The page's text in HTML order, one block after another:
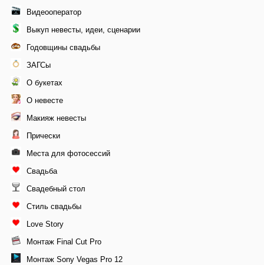
Видеооператор
Выкуп невесты, идеи, сценарии
Годовщины свадьбы
ЗАГСы
О букетах
О невесте
Макияж невесты
Прически
Места для фотосессий
Свадьба
Свадебный стол
Стиль свадьбы
Love Story
Монтаж Final Cut Pro
Монтаж Sony Vegas Pro 12